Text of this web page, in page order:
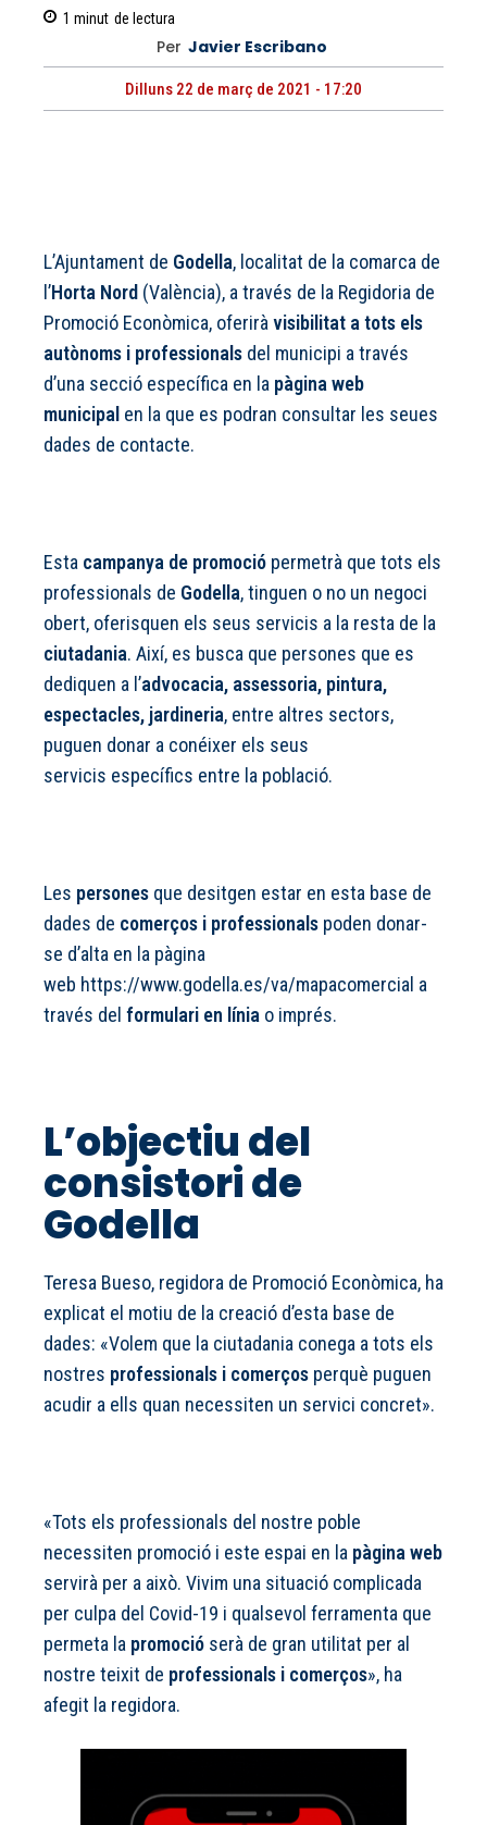
1 minut de lectura
Per Javier Escribano
Dilluns 22 de març de 2021 - 17:20
L’Ajuntament de Godella, localitat de la comarca de
l’Horta Nord (València), a través de la Regidoria de
Promoció Econòmica, oferirà visibilitat a tots els
autònoms i professionals del municipi a través
d’una secció específica en la pàgina web
municipal en la que es podran consultar les seues
dades de contacte.
Esta campanya de promoció permetrà que tots els
professionals de Godella, tinguen o no un negoci
obert, oferisquen els seus servicis a la resta de la
ciutadania. Així, es busca que persones que es
dediquen a l’advocacia, assessoria, pintura,
espectacles, jardineria, entre altres sectors,
puguen donar a conéixer els seus
servicis específics entre la població.
Les persones que desitgen estar en esta base de
dades de comerços i professionals poden donar-
se d’alta en la pàgina
web https://www.godella.es/va/mapacomercial a
través del formulari en línia o imprés.
L’objectiu del
consistori de
Godella
Teresa Bueso, regidora de Promoció Econòmica, ha
explicat el motiu de la creació d’esta base de
dades: «Volem que la ciutadania conega a tots els
nostres professionals i comerços perquè puguen
acudir a ells quan necessiten un servici concret».
«Tots els professionals del nostre poble
necessiten promoció i este espai en la pàgina web
servirà per a això. Vivim una situació complicada
per culpa del Covid-19 i qualsevol ferramenta que
permeta la promoció serà de gran utilitat per al
nostre teixit de professionals i comerços», ha
afegit la regidora.